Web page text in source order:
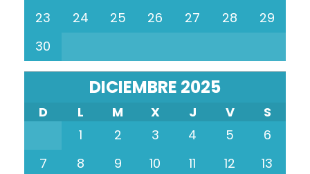
23
24 25 26 27 28
29
30
DICIEMBRE 2025
D L M X J V
S
1
2 3 4 5
6
7
8 9 10 11 12
13